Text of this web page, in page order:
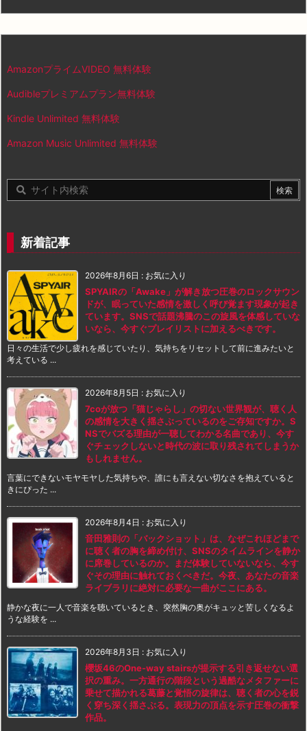
AmazonプライムVIDEO 無料体験
Audibleプレミアムプラン無料体験
Kindle Unlimited 無料体験
Amazon Music Unlimited 無料体験
新着記事
2026年8月6日 : お気に入り
SPYAIRの「Awake」が解き放つ圧巻のロックサウン
ドが、眠っていた感情を激しく呼び覚ます現象が起き
ています。SNSで話題沸騰のこの旋風を体感していな
いなら、今すぐプレイリストに加えるべきです。
日々の生活で少し疲れを感じていたり、気持ちをリセットして前に進みたいと
考えている ...
2026年8月5日 : お気に入り
7coが放つ「猫じゃらし」の切ない世界観が、聴く人
の感情を大きく揺さぶっているのをご存知ですか。S
NSでバズる理由が一聴してわかる名曲であり、今す
ぐチェックしないと時代の波に取り残されてしまうか
もしれません。
言葉にできないモヤモヤした気持ちや、誰にも言えない切なさを抱えていると
きにぴった ...
2026年8月4日 : お気に入り
音田雅則の「バックショット」は、なぜこれほどまで
に聴く者の胸を締め付け、SNSのタイムラインを静か
に席巻しているのか。まだ体験していないなら、今す
ぐその理由に触れておくべきだ。今夜、あなたの音楽
ライブラリに絶対に必要な一曲がここにある。
静かな夜に一人で音楽を聴いているとき、突然胸の奥がキュッと苦しくなるよ
うな経験を ...
2026年8月3日 : お気に入り
櫻坂46のOne-way stairsが提示する引き返せない選
択の重み。一方通行の階段という過酷なメタファーに
乗せて描かれる葛藤と覚悟の旋律は、聴く者の心を鋭
く穿ち深く揺さぶる。表現力の頂点を示す圧巻の衝撃
作品。